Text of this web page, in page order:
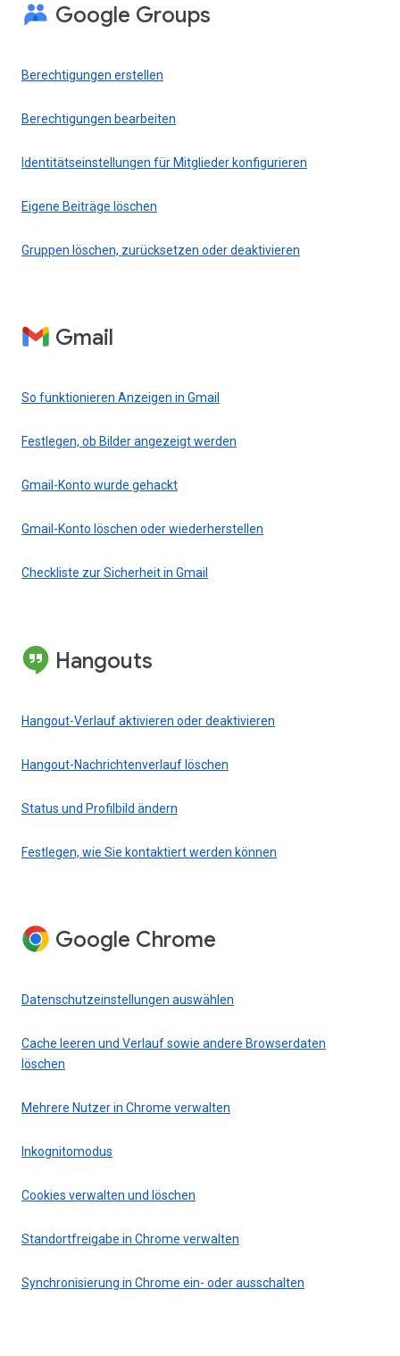
Google Groups
Berechtigungen erstellen
Berechtigungen bearbeiten
Identitätseinstellungen für Mitglieder konfigurieren
Eigene Beiträge löschen
Gruppen löschen, zurücksetzen oder deaktivieren
Gmail
So funktionieren Anzeigen in Gmail
Festlegen, ob Bilder angezeigt werden
Gmail-Konto wurde gehackt
Gmail-Konto löschen oder wiederherstellen
Checkliste zur Sicherheit in Gmail
Hangouts
Hangout-Verlauf aktivieren oder deaktivieren
Hangout-Nachrichtenverlauf löschen
Status und Profilbild ändern
Festlegen, wie Sie kontaktiert werden können
Google Chrome
Datenschutzeinstellungen auswählen
Cache leeren und Verlauf sowie andere Browserdaten
löschen
Mehrere Nutzer in Chrome verwalten
Inkognitomodus
Cookies verwalten und löschen
Standortfreigabe in Chrome verwalten
Synchronisierung in Chrome ein- oder ausschalten